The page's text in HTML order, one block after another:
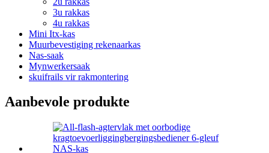
3u rakkas
4u rakkas
Mini Itx-kas
Muurbevestiging rekenaarkas
Nas-saak
Mynwerkersaak
skuifrails vir rakmontering
Aanbevole produkte